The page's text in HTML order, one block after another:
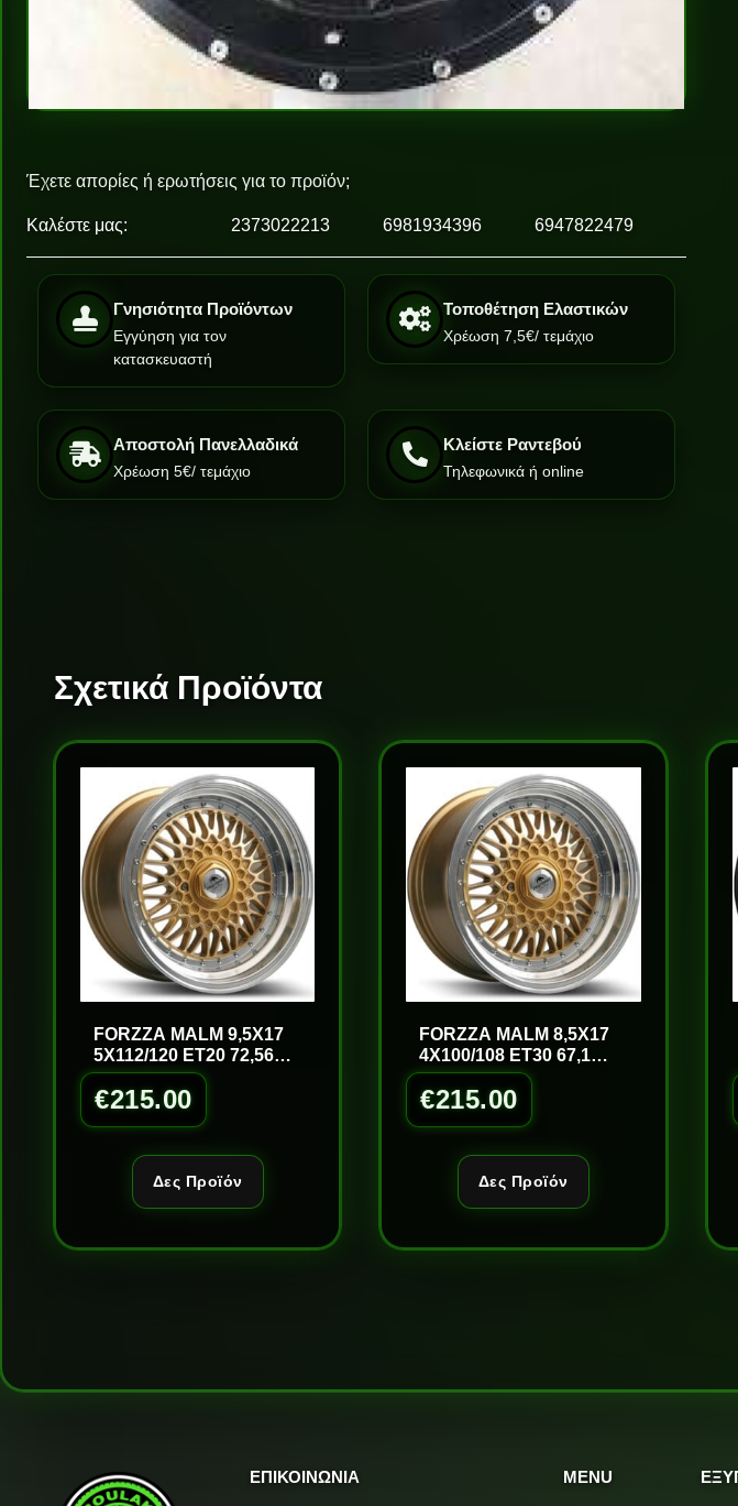
Έχετε απορίες ή ερωτήσεις για το προϊόν;
Καλέστε μας: 2373022213 6981934396 6947822479
Γνησιότητα Προϊόντων
Εγγύηση για τον
κατασκευαστή
Τοποθέτηση Ελαστικών
Χρέωση 7,5€/ τεμάχιο
Αποστολή Πανελλαδικά
Χρέωση 5€/ τεμάχιο
Κλείστε Ραντεβού
Τηλεφωνικά ή online
Σχετικά Προϊόντα
FORZZA MALM 9,5X17
5X112/120 ET20 72,56
GOLD/LM
€215.00
Δες Προϊόν
FORZZA MALM 8,5X17
4X100/108 ET30 67,1
GOLD/LM
€215.00
Δες Προϊόν
ΕΠΙΚΟΙΝΩΝΙΑ MENU